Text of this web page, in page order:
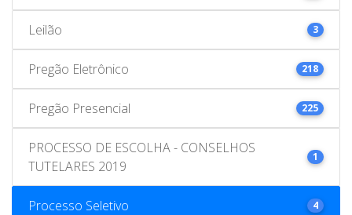
Leilão 3
Pregão Eletrônico 218
Pregão Presencial 225
PROCESSO DE ESCOLHA - CONSELHOS
TUTELARES 2019
1
Processo Seletivo 4